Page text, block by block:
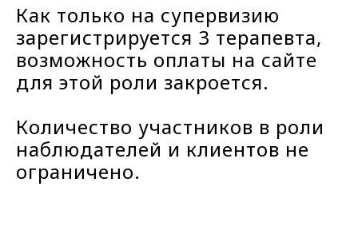
Как только на супервизию
зарегистрируется 3 терапевта,
возможность оплаты на сайте
для этой роли закроется.
Количество участников в роли
наблюдателей и клиентов не
ограничено.